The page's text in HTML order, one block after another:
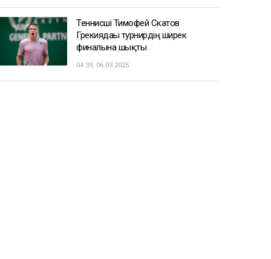
Теннисші Тимофей Скатов
Грекиядағы турнирдің ширек
финалына шықты
04:39, 06.03.2025